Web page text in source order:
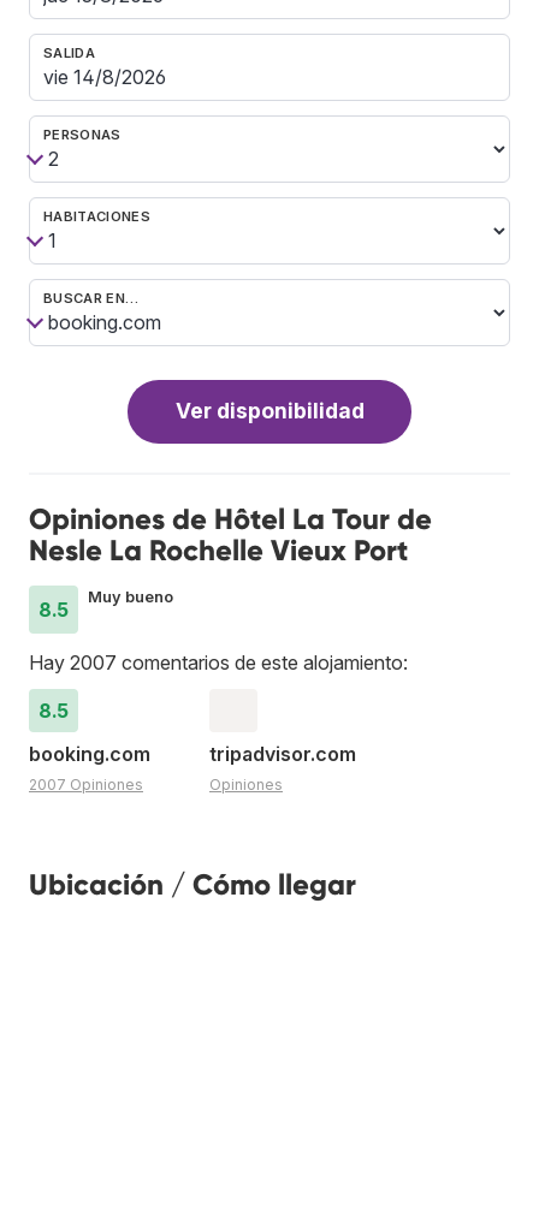
SALIDA
PERSONAS
HABITACIONES
BUSCAR EN…
Ver disponibilidad
Opiniones de Hôtel La Tour de
Nesle La Rochelle Vieux Port
8.5
Muy bueno
Hay 2007 comentarios de este alojamiento:
8.5
booking.com
2007 Opiniones
tripadvisor.com
Opiniones
Ubicación / Cómo llegar